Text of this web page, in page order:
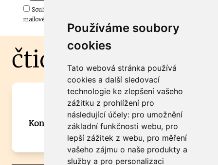
Používáme soubory
cookies
Tato webová stránka používá
cookies a další sledovací
technologie ke zlepšení vašeho
zážitku z prohlížení pro
následující účely: pro umožnění
základní funkčnosti webu, pro
lepší zážitek z webu, pro měření
vašeho zájmu o naše produkty a
služby a pro personalizaci
Souhlasím s odběrem důležitých zpráv ze ČtiDoma.cz do mé e-
mailové schránky.
čtidoma.cz
Máte zajímavou informaci? Chcete
spolupracovat?
Kontaktujte šéfredaktora Martina Chalupu:
chalupa@ctidoma.cz